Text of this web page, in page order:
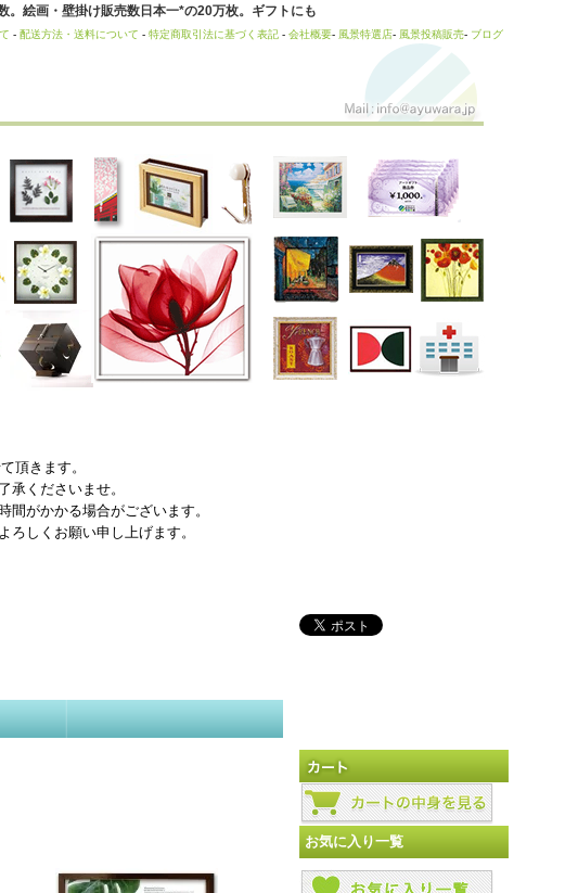
。絵画・壁掛け販売数日本一*の20万枚。ギフトにも
- 配送方法・送料について - 特定商取引法に基づく表記 - 会社概要- 風景特選店- 風景投稿販売- ブログ
頂きます。
承くださいませ。
がかかる場合がございます。
しくお願い申し上げます。
お気に入り一覧